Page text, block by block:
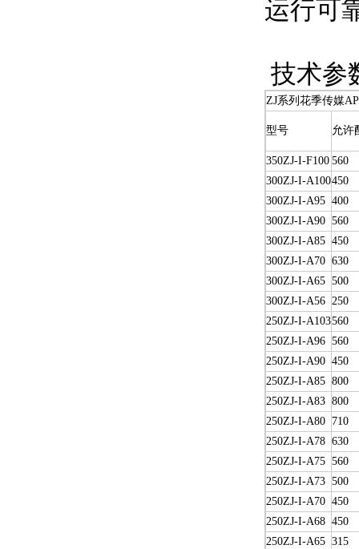
运行可靠
技术参
ZJ系列花季传媒
型号 允许
350ZJ-I-F100 560
300ZJ-I-A100450
300ZJ-I-A95 400
300ZJ-I-A90 560
300ZJ-I-A85 450
300ZJ-I-A70 630
300ZJ-I-A65 500
300ZJ-I-A56 250
250ZJ-I-A103560
250ZJ-I-A96 560
250ZJ-I-A90 450
250ZJ-I-A85 800
250ZJ-I-A83 800
250ZJ-I-A80 710
250ZJ-I-A78 630
250ZJ-I-A75 560
250ZJ-I-A73 500
250ZJ-I-A70 450
250ZJ-I-A68 450
250ZJ-I-A65 315